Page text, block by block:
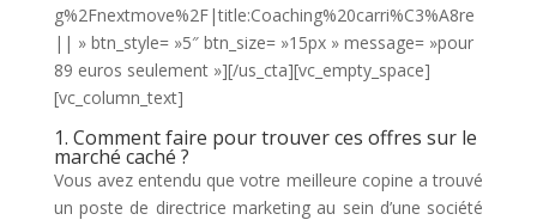
g%2Fnextmove%2F|title:Coaching%20carri%C3%A8re
|| » btn_style= »5″ btn_size= »15px » message= »pour
89 euros seulement »][/us_cta][vc_empty_space]
[vc_column_text]
1. Comment faire pour trouver ces offres sur le
marché caché ?
Vous avez entendu que votre meilleure copine a trouvé
un poste de directrice marketing au sein d’une société